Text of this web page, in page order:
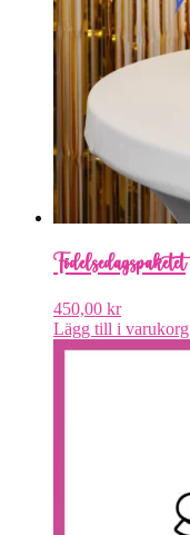
Födelsedagspaketet
450,00 kr
Lägg till i varukorg